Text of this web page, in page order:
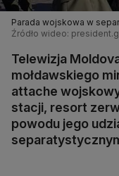
Parada wojskowa w
Źródło wideo:
Telewizja
mołdawskiego
attache
stacji, resort
powodu jego